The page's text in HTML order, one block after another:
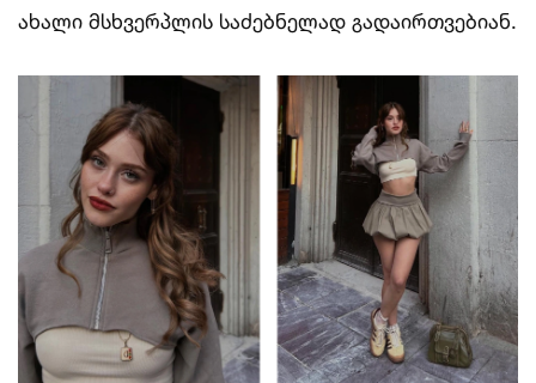
ახალი მსხვერპლის საძებნელად გადაირთვებიან.